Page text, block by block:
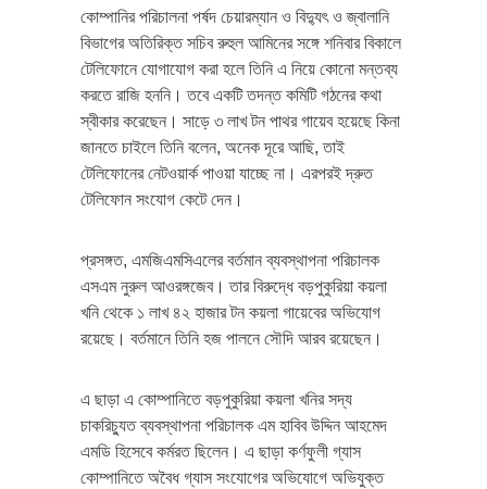
কোম্পানির পরিচালনা পর্ষদ চেয়ারম্যান ও বিদ্যুৎ ও জ্বালানি
বিভাগের অতিরিক্ত সচিব রুহুল আমিনের সঙ্গে শনিবার বিকালে
টেলিফোনে যোগাযোগ করা হলে তিনি এ নিয়ে কোনো মন্তব্য
করতে রাজি হননি। তবে একটি তদন্ত কমিটি গঠনের কথা
স্বীকার করেছেন। সাড়ে ৩ লাখ টন পাথর গায়েব হয়েছে কিনা
জানতে চাইলে তিনি বলেন, অনেক দূরে আছি, তাই
টেলিফোনের নেটওয়ার্ক পাওয়া যাচ্ছে না। এরপরই দ্রুত
টেলিফোন সংযোগ কেটে দেন।
প্রসঙ্গত, এমজিএমসিএলের বর্তমান ব্যবস্থাপনা পরিচালক
এসএম নুরুল আওরঙ্গজেব। তার বিরুদ্ধে বড়পুকুরিয়া কয়লা
খনি থেকে ১ লাখ ৪২ হাজার টন কয়লা গায়েবের অভিযোগ
রয়েছে। বর্তমানে তিনি হজ পালনে সৌদি আরব রয়েছেন।
এ ছাড়া এ কোম্পানিতে বড়পুকুরিয়া কয়লা খনির সদ্য
চাকরিচ্যুত ব্যবস্থাপনা পরিচালক এম হাবিব উদ্দিন আহমেদ
এমডি হিসেবে কর্মরত ছিলেন। এ ছাড়া কর্ণফুলী গ্যাস
কোম্পানিতে অবৈধ গ্যাস সংযোগের অভিযোগে অভিযুক্ত